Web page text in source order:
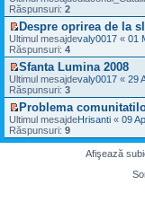
i
t
i
t
j
n
e
c
i
t
i
t
m
e
s
a
j
n
e
c
i
t
i
t
m
u
l
m
e
s
a
j
n
e
c
i
t
u
l
t
i
m
u
l
m
e
s
a
j
n
e
z
u
l
t
i
m
u
l
m
e
s
a
Răspunsuri: 2
V
e
z
i
u
l
t
i
m
u
l
Despre oprirea de la
Ultimul mesajdevaly0017 « 01
Răspunsuri: 4
V
e
z
u
l
t
Sfanta Lumina 2008
Ultimul mesajdevaly0017 « 29
Răspunsuri: 3
V
e
z
Problema
Ultimul mesajdeHrisanti « 09
Răspunsuri: 9
Afişează